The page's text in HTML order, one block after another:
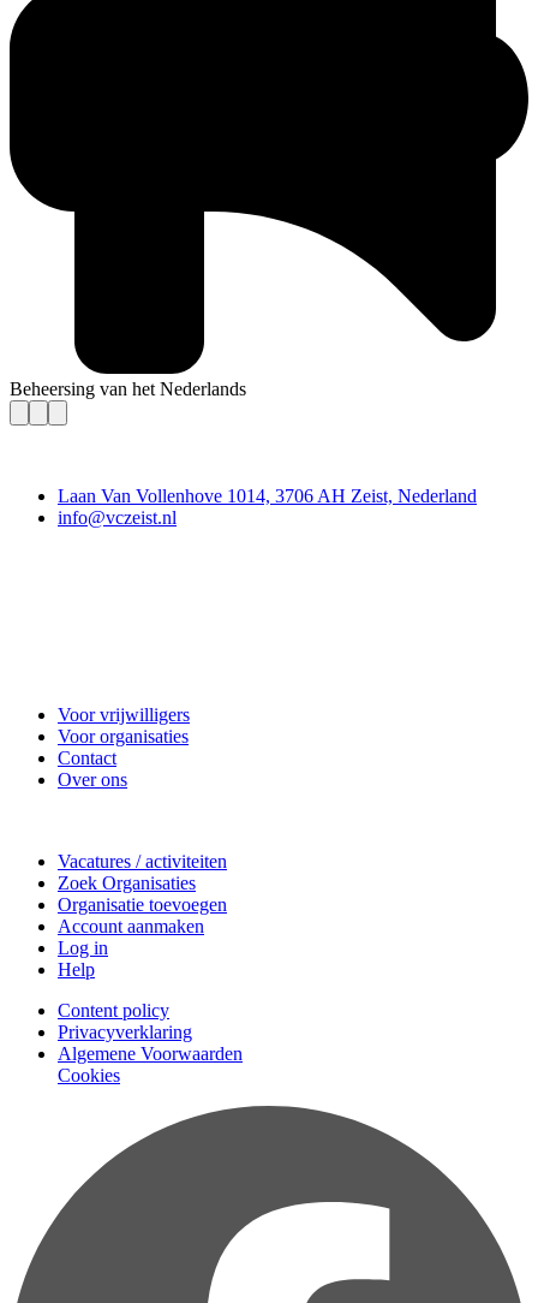
Beheersing van het Nederlands
Laan Van Vollenhove 1014, 3706 AH Zeist, Nederland
info@vczeist.nl
Voor vrijwilligers
Voor organisaties
Contact
Over ons
Vacatures / activiteiten
Zoek Organisaties
Organisatie toevoegen
Account aanmaken
Log in
Help
Content policy
Privacyverklaring
Algemene Voorwaarden
Cookies